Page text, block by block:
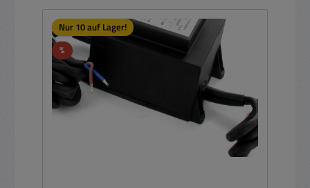
Nur 10 auf Lager!
%Rabatt